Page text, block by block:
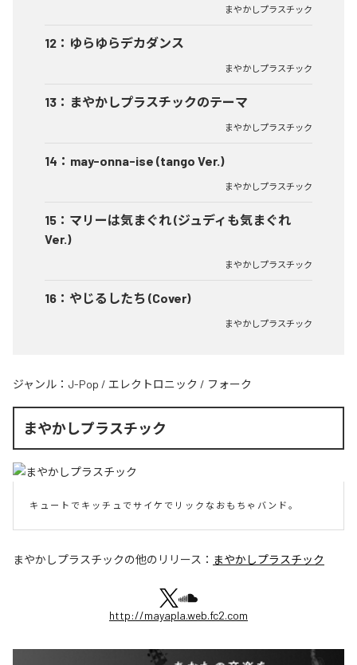
まやかしプラスチック
12 ： ゆらゆらデカダンス
まやかしプラスチック
13 ： まやかしプラスチックのテーマ
まやかしプラスチック
14 ： may-onna-ise (tango Ver.)
まやかしプラスチック
15 ： マリーは気まぐれ (ジュディも気まぐれ
Ver.)
まやかしプラスチック
16 ： やじるしたち (Cover)
まやかしプラスチック
ジャンル： J-Pop / エレクトロニック / フォーク
まやかしプラスチック
キ ュ ー ト で キ ッ チ ュ で サ イ ケ で リ ッ ク な お も ち ゃ バ ン ド 。
まやかしプラスチックの他のリリース： まやかしプラスチック
http://mayapla.web.fc2.com